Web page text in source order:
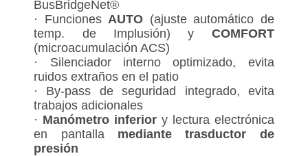
BusBridgeNet®
· FuncionesAUTO (ajuste automático de
temp. de Implusión) y COMFORT
(microacumulación ACS)
· Silenciador interno optimizado, evita
ruidos extraños en el patio
· By-pass de seguridad integrado, evita
trabajos adicionales
· Manómetro inferior y lectura electrónica
en pantallamediante trasductor de
presión